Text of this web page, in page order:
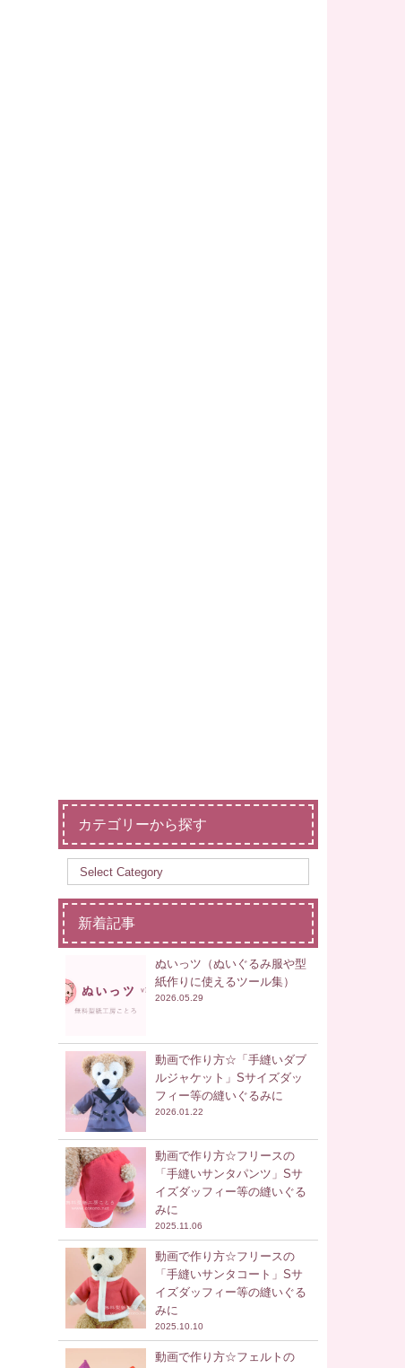
カテゴリーから探す
新着記事
ぬいっツ（ぬいぐるみ服や型
紙作りに使えるツール集）
2026.05.29
動画で作り方☆「手縫いダブ
ルジャケット」Sサイズダッ
フィー等の縫いぐるみに
2026.01.22
動画で作り方☆フリースの
「手縫いサンタパンツ」Sサ
イズダッフィー等の縫いぐる
みに
2025.11.06
動画で作り方☆フリースの
「手縫いサンタコート」Sサ
イズダッフィー等の縫いぐる
みに
2025.10.10
動画で作り方☆フェルトの